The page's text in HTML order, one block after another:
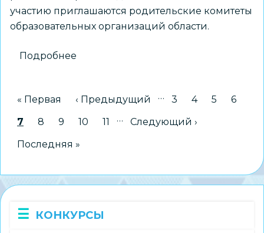
участию приглашаются родительские комитеты
образовательных организаций области.
Подробнее
конкурс
«Лучший
комитет»
Нумерация
Первая страница
« Первая Предыдущая страница
‹ Предыдущий … Страница
3 Страница
4 Страница
5
6
Текущая страница
7 Страница
8 Страница
9 Страница
10 Страница
11 … Следующая страница
Следующий ›
Последняя страница
Последняя »
КОНКУРСЫ